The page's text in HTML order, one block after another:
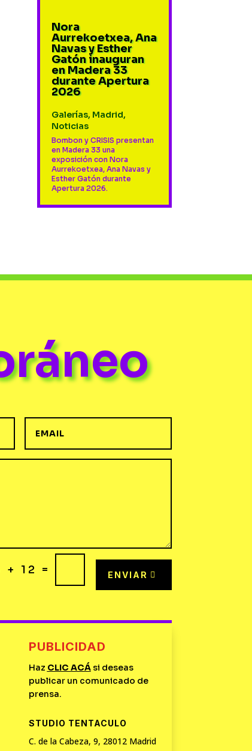
Nora
Aurrekoetxea, Ana
Navas y Esther
Gatón inauguran
en Madera 33
durante Apertura
2026
Galerías, Madrid,
Noticias
Bombon y CRISIS presentan
en Madera 33 una
exposición con Nora
Aurrekoetxea, Ana Navas y
Esther Gatón durante
Apertura 2026.
+ 12 = ENVIAR
PUBLICIDAD
Haz CLIC ACÁsi deseas
publicar un comunicado de
prensa.
STUDIO TENTACULO
C. de la Cabeza, 9, 28012 Madrid